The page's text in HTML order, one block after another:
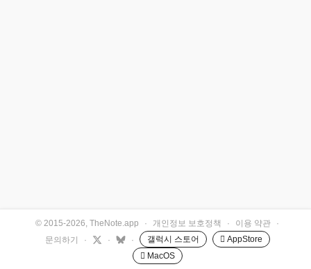
© 2015-2026, TheNote.app · 개인정보 보호정책 · 이용 약관
·
문의하기
· · · 갤럭시 스토어
 AppStore
 MacOS